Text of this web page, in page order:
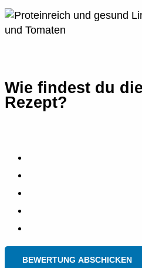
Wie findest du
Rezept?
BEWERTUNG ABSCHICKEN